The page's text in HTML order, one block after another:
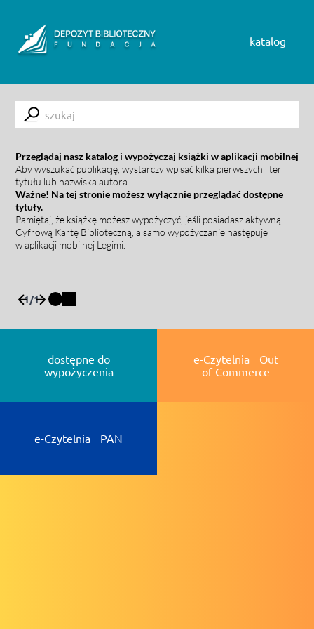
katalog
Submit
Przeglądaj nasz katalog i wypożyczaj książki w aplikacji mobilnej
Aby wyszukać publikację, wystarczy wpisać kilka pierwszych liter
tytułu lub nazwiska autora.
Ważne! Na tej stronie możesz wyłącznie przeglądać dostępne
tytuły.
Pamiętaj, że książkę możesz wypożyczyć, jeśli posiadasz aktywną
Cyfrową Kartę Biblioteczną, a samo wypożyczanie następuje
w aplikacji mobilnej Legimi.
1/1
dostępne do
wypożyczenia
e-Czytelnia Out
of Commerce
e-Czytelnia PAN